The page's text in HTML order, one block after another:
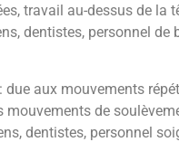
travail au-dessus de la
dentistes, personnel de
: due aux mouvements
mouvements de
dentistes, personnel